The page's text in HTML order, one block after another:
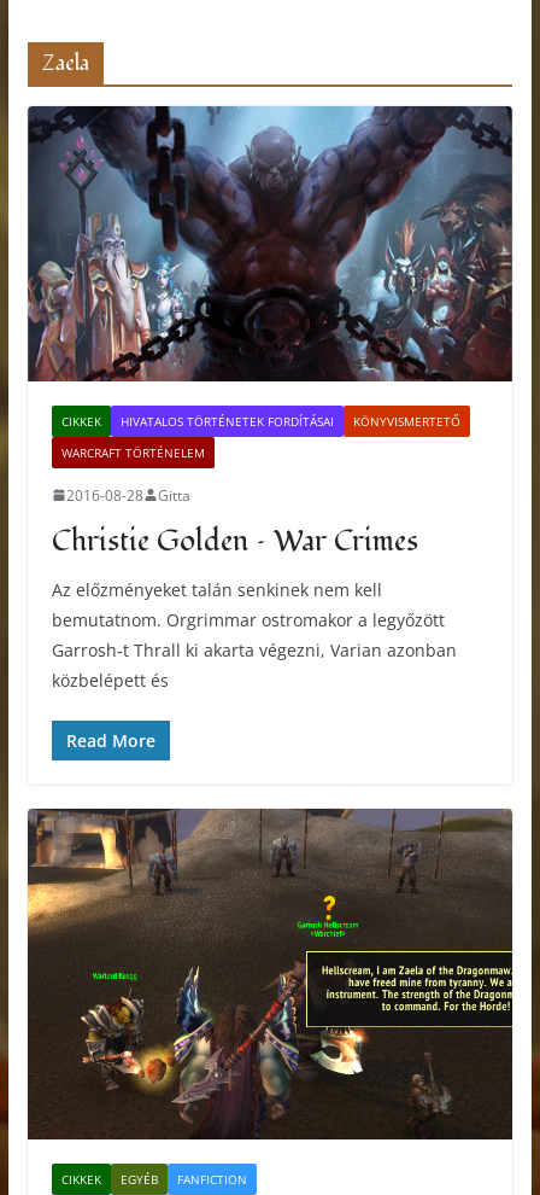
Zaela
CIKKEK HIVATALOS TÖRTÉNETEK FORDÍTÁSAI
KÖNYVISMERTETŐ
WARCRAFT TÖRTÉNELEM
2016-08-28 Gitta
Christie Golden – War Crimes
Az előzményeket talán senkinek nem kell
bemutatnom. Orgrimmar ostromakor a legyőzött
Garrosh-t Thrall ki akarta végezni, Varian azonban
közbelépett és
Read More
CIKKEK EGYÉB FANFICTION